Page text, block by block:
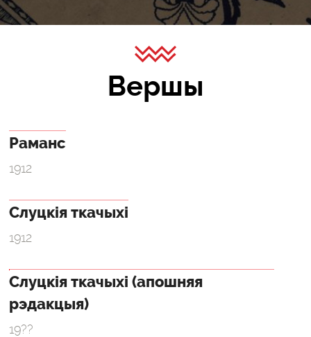
Вершы
Раманс
1912
Слуцкія ткачыхі
1912
Слуцкія ткачыхі (апошняя
рэдакцыя)
19??